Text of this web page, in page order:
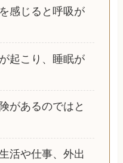
感じると呼吸が
起こり、睡眠が
があるのではと
活や仕事、外出